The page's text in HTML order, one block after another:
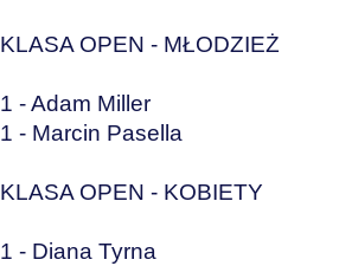
KLASA OPEN - MŁODZIEŻ
1 - Adam Miller
1 - Marcin Pasella
KLASA OPEN - KOBIETY
1 - Diana Tyrna